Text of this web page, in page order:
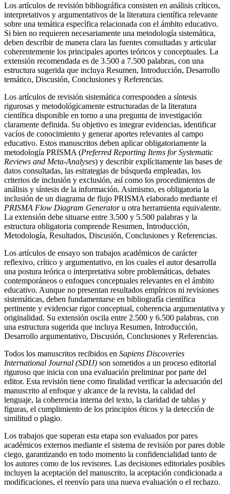
Los artículos de revisión bibliográfica consisten en análisis críticos,
interpretativos y argumentativos de la literatura científica relevante
sobre una temática específica relacionada con el ámbito educativo.
Si bien no requieren necesariamente una metodología sistemática,
deben describir de manera clara las fuentes consultadas y articular
coherentemente los principales aportes teóricos y conceptuales. La
extensión recomendada es de 3.500 a 7.500 palabras, con una
estructura sugerida que incluya Resumen, Introducción, Desarrollo
temático, Discusión, Conclusiones y Referencias.
Los artículos de revisión sistemática corresponden a síntesis
rigurosas y metodológicamente estructuradas de la literatura
científica disponible en torno a una pregunta de investigación
claramente definida. Su objetivo es integrar evidencias, identificar
vacíos de conocimiento y generar aportes relevantes al campo
educativo. Estos manuscritos deben aplicar obligatoriamente la
metodología PRISMA (Preferred Reporting Items for Systematic
Reviews and Meta-Analyses) y describir explícitamente las bases de
datos consultadas, las estrategias de búsqueda empleadas, los
criterios de inclusión y exclusión, así como los procedimientos de
análisis y síntesis de la información. Asimismo, es obligatoria la
inclusión de un diagrama de flujo PRISMA elaborado mediante el
PRISMA Flow Diagram Generatoru otra herramienta equivalente.
La extensión debe situarse entre 3.500 y 5.500 palabras y la
estructura obligatoria comprende Resumen, Introducción,
Metodología, Resultados, Discusión, Conclusiones y Referencias.
Los artículos de ensayo son trabajos académicos de carácter
reflexivo, crítico y argumentativo, en los cuales el autor desarrolla
una postura teórica o interpretativa sobre problemáticas, debates
contemporáneos o enfoques conceptuales relevantes en el ámbito
educativo. Aunque no presentan resultados empíricos ni revisiones
sistemáticas, deben fundamentarse en bibliografía científica
pertinente y evidenciar rigor conceptual, coherencia argumentativa y
originalidad. Su extensión oscila entre 2.500 y 6.500 palabras, con
una estructura sugerida que incluya Resumen, Introducción,
Desarrollo argumentativo, Discusión, Conclusiones y Referencias.
Todos los manuscritos recibidos en Sapiens Discoveries
International Journal (SDIJ) son sometidos a un proceso editorial
riguroso que inicia con una evaluación preliminar por parte del
editor. Esta revisión tiene como finalidad verificar la adecuación del
manuscrito al enfoque y alcance de la revista, la calidad del
lenguaje, la coherencia interna del texto, la claridad de tablas y
figuras, el cumplimiento de los principios éticos y la detección de
similitud o plagio.
Los trabajos que superan esta etapa son evaluados por pares
académicos externos mediante el sistema de revisión por pares doble
ciego, garantizando en todo momento la confidencialidad tanto de
los autores como de los revisores. Las decisiones editoriales posibles
incluyen la aceptación del manuscrito, la aceptación condicionada a
modificaciones, el reenvío para una nueva evaluación o el rechazo.